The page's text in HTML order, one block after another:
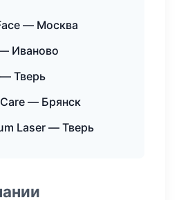
— Москва
Иваново
Тверь
— Брянск
Laser — Тверь